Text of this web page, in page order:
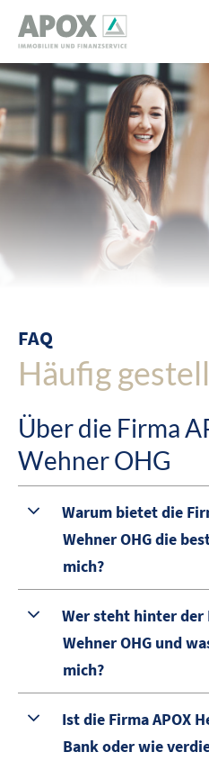
FAQ
Häufig
Über die Firma
Wehner OHG
Warum bietet die
Wehner OHG die
mich?
Wer steht hinter der
Wehner OHG und
mich?
Ist die Firma APOX
Bank oder wie